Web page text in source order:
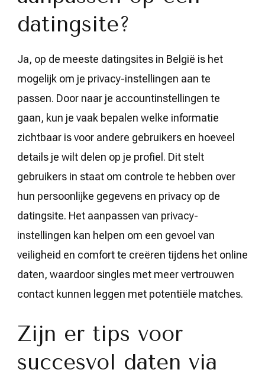
datingsite?
Ja, op de meeste datingsites in België is het
mogelijk om je privacy-instellingen aan te
passen. Door naar je accountinstellingen te
gaan, kun je vaak bepalen welke informatie
zichtbaar is voor andere gebruikers en hoeveel
details je wilt delen op je profiel. Dit stelt
gebruikers in staat om controle te hebben over
hun persoonlijke gegevens en privacy op de
datingsite. Het aanpassen van privacy-
instellingen kan helpen om een gevoel van
veiligheid en comfort te creëren tijdens het online
daten, waardoor singles met meer vertrouwen
contact kunnen leggen met potentiële matches.
Zijn er tips voor
succesvol daten via